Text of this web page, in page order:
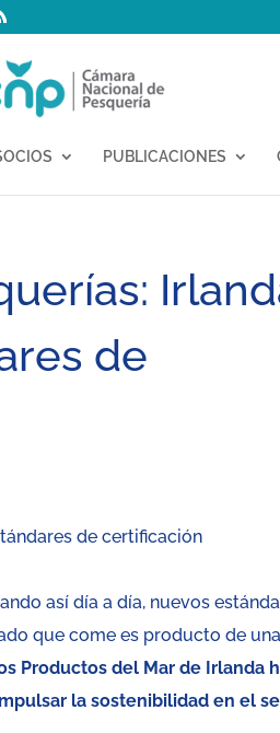
PUBLICACIONES
de
así día a día, nuevos
que come es producto de
Productos del Mar de Irlanda
la sostenibilidad en el